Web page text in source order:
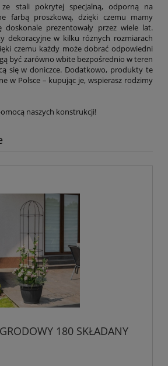
stali pokrytej specjalną, odporną na
farbą proszkową, dzięki czemu mamy
doskonale prezentowały przez wiele lat.
dekoracyjne w kilku różnych rozmiarach
czemu każdy może dobrać odpowiedni
być zarówno wbite bezpośrednio w teren
się w doniczce. Dodatkowo, produkty te
w Polsce – kupując je, wspierasz rodzimy
naszych konstrukcji!
180 SKŁADANY